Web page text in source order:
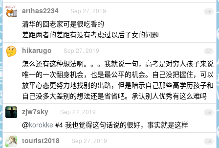
56
arthas2234 Sep 27, 2019
清华的回老家可是很吃香的
差距两者的差距有没有考虑过以后子女的问题
57
hikarugo Sep 27, 2019
怎么还有这种想法啊。。。我就说一句，高考是对穷人孩子来说
唯一的一次翻身机会，也是最公平的机会。自己没把握住，可以
放平心态更努力地找别的出路，但是暗示自己那些高学历孩子和
自己没多大差别的想法还是省省吧。承认别人优秀有这么难吗
58
zjw7sky Sep 27, 2019
@korokke #4 我也觉得这句话说的很好，事实就是这样
59
tourist2018 Sep 27, 2019